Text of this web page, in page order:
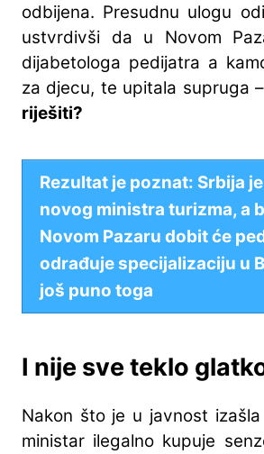
odbijena. Presudnu ulogu
ustvrdivši da u Novom
dijabetologa pedijatra a
za djecu, te upitala supruga –
riješiti?
Rezultat je poznat: Srbija
novog ministra turizma, a
Novom Pazaru dobit će
odrađuje specijalizaciju u
još puno toga
I nije sve teklo
Nakon što je u javnost
ministar ilegalno kupuje